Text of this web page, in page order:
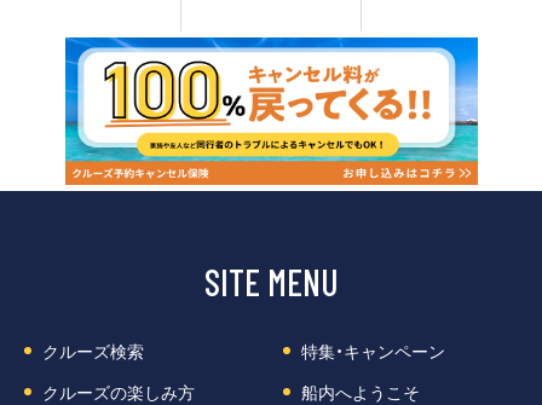
SITE MENU
クルーズ検索
特集・キャンペーン
クルーズの楽しみ方
船内へようこそ